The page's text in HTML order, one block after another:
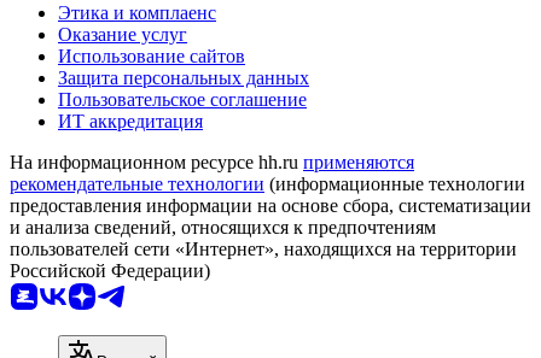
Этика и комплаенс
Оказание услуг
Использование сайтов
Защита персональных данных
Пользовательское соглашение
ИТ аккредитация
На информационном ресурсе hh.ru применяются
рекомендательные технологии (информационные технологии
предоставления информации на основе сбора, систематизации
и анализа сведений, относящихся к предпочтениям
пользователей сети «Интернет», находящихся на территории
Российской Федерации)